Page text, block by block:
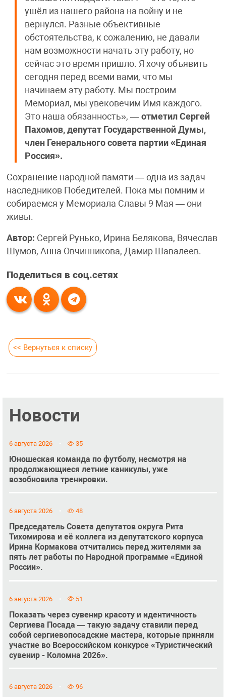
ушёл из нашего района на войну и не
вернулся. Разные объективные
обстоятельства, к сожалению, не давали
нам возможности начать эту работу, но
сейчас это время пришло. Я хочу объявить
сегодня перед всеми вами, что мы
начинаем эту работу. Мы построим
Мемориал, мы увековечим Имя каждого.
Это наша обязанность», —отметил Сергей
Пахомов, депутат Государственной Думы,
член Генерального совета партии «Единая
Россия».
Сохранение народной памяти — одна из задач
наследников Победителей. Пока мы помним и
собираемся у Мемориала Славы 9 Мая — они
живы.
Автор: Сергей Рунько, Ирина Белякова, Вячеслав
Шумов, Анна Овчинникова, Дамир Шавалеев.
Поделиться в соц.сетях
<< Вернуться к списку
Новости
6 августа 2026 35
Юношеская команда по футболу, несмотря на
продолжающиеся летние каникулы, уже
возобновила тренировки.
6 августа 2026 48
Председатель Совета депутатов округа Рита
Тихомирова и её коллега из депутатского корпуса
Ирина Кормакова отчитались перед жителями за
пять лет работы по Народной программе «Единой
России».
6 августа 2026 51
Показать через сувенир красоту и идентичность
Сергиева Посада — такую задачу ставили перед
собой сергиевопосадские мастера, которые приняли
участие во Всероссийском конкурсе «Туристический
сувенир - Коломна 2026».
6 августа 2026 96